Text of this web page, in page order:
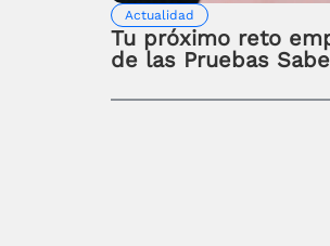
Actualidad
Tu próximo reto
de las Pruebas